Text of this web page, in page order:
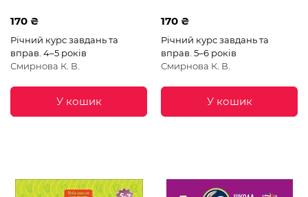
170 ₴
Річний курс завдань та
вправ. 4–5 років
Смирнова К. В.
У кошик
170 ₴
Річний курс завдань та
вправ. 5–6 років
Смирнова К. В.
У кошик